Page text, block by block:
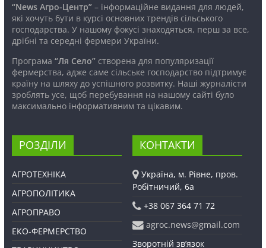
“News Агро-Центр”– інформаційне видання для людей,
які хочуть бути в курсі основних трендів сільського
господарства. У нашому фокусі знаходяться, перш за все,
дрібні та середні фермери України.
Програма “Ля Село”створена для популяризації
фермерства, адже саме сільське господарство підтримує
країну на шляху до успішного розвитку. Наші журналісти
зроблять усе, щоб перебування на нашому сайті було
максимально інформативним та цікавим.
РОЗДІЛИ
АГРОТЕХНІКА
АГРОПОЛІТИКА
АГРОПРАВО
ЕКО-ФЕРМЕРСТВО
КОНТАКТИ
Україна, м. Рівне, пров.
Робітничий, 6а
+38 067 364 71 72
agroc.news@gmail.com
Зворотній зв’язок